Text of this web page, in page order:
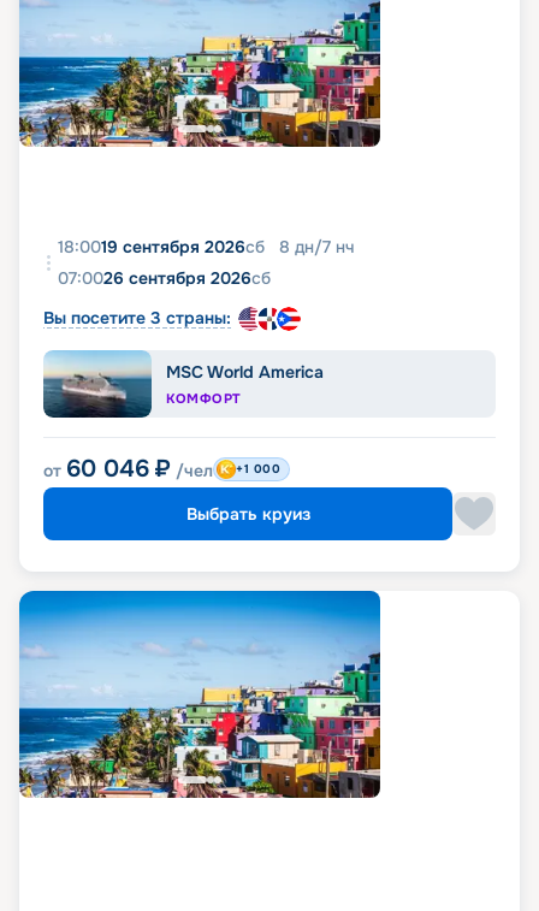
18:0019 сентября 2026сб 8 дн/7 нч
07:0026 сентября 2026сб
Вы посетите 3 страны:
MSC World America
КОМФОРТ
от 60 046 ₽ /чел +1 000
Выбрать круиз